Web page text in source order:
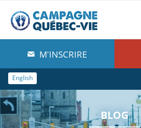
À propos de nous
Blog
Comprendre
Agir
M'INSCRIRE
English
BLOG